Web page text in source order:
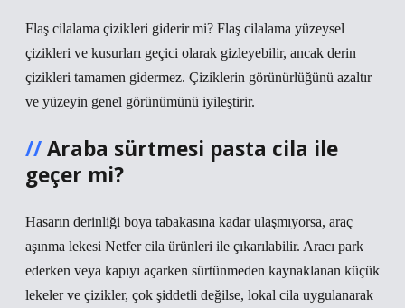
Flaş cilalama çizikleri giderir mi? Flaş cilalama yüzeysel
çizikleri ve kusurları geçici olarak gizleyebilir, ancak derin
çizikleri tamamen gidermez. Çiziklerin görünürlüğünü azaltır
ve yüzeyin genel görünümünü iyileştirir.
Araba sürtmesi pasta cila ile
geçer mi?
Hasarın derinliği boya tabakasına kadar ulaşmıyorsa, araç
aşınma lekesi Netfer cila ürünleri ile çıkarılabilir. Aracı park
ederken veya kapıyı açarken sürtünmeden kaynaklanan küçük
lekeler ve çizikler, çok şiddetli değilse, lokal cila uygulanarak